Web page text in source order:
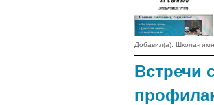
Добавил(а): Школа-
Встречи